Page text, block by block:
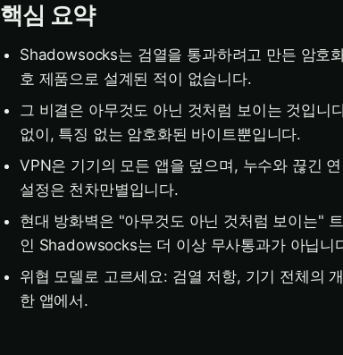
핵심 요약
Shadowsocks는 검열을 통과하려고 만든 암호
호 제품으로 설계된 적이 없습니다.
그 비결은 아무것도 아닌 것처럼 보이는 것입니
없이, 특징 없는 암호화된 바이트뿐입니다.
VPN은 기기의 모든 앱을 덮으며, 누수와 끊긴
설정은 천차만별입니다.
현대 방화벽은 "아무것도 아닌 것처럼 보이는"
인 Shadowsocks는 더 이상 무사통과가 아닙니
위협 모델로 고르세요: 검열 저항, 기기 전체의
한 앱에서.